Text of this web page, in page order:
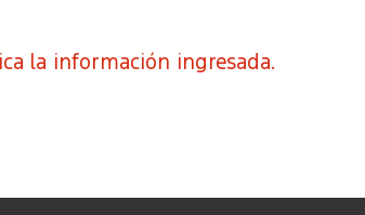
Motorcraft
la información ingresada.